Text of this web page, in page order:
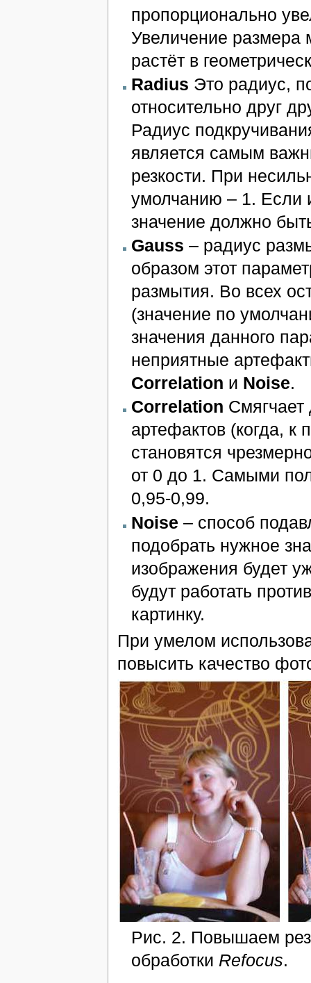
пропорционально
Увеличение размера
растёт в
Radius Это радиус,
относительно друг
Радиус
является самым
резкости. При
умолчанию – 1. Если
значение должно
Gauss – радиус
образом этот
размытия. Во всех
(значение по
значения данного
неприятные
Correlation и Noise.
Correlation
артефактов (когда,
становятся
от 0 до 1. Самыми
0,95-0,99.
Noise – способ
подобрать нужное
изображения будет
будут работать
картинку.
При умелом
повысить качество
Рис. 2. Повышаем
обработки Refocus.